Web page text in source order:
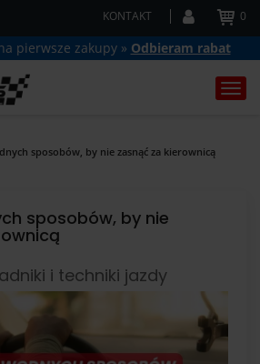
KONTAKT 0
pierwsze zakupy » Odbieram rabat
sposobów, by nie zasnąć za kierownicą
sposobów, by nie
i techniki jazdy